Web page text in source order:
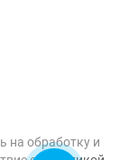
на обработку и